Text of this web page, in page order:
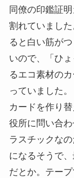
同僚の印鑑証
割れていまし
ると白い筋が
いので、「ひ
るエコ素材の
っていました。
カードを作り
役所に問い合
ラスチックな
になるそうで
だとか。テー